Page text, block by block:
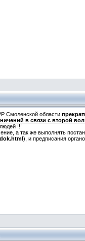
Смоленской области
в связи с второй
!!!
а так же выполнять
), и предписания